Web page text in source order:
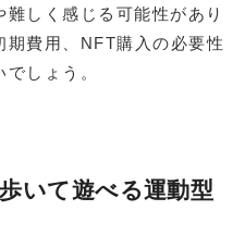
しく感じる可能性があり
期費用、NFT購入の必要性
しょう。
いて遊べる運動型